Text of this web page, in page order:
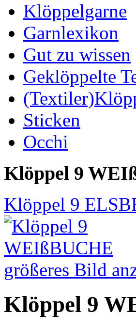
Klöppelgarne
Garnlexikon
Gut zu wissen
Geklöppelte
Sticken
Occhi
Klöppel 9
Klöppel 9
größeres Bild
Klöppel 9